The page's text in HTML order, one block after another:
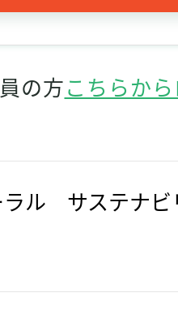
の方こちらか
ル　サステナ